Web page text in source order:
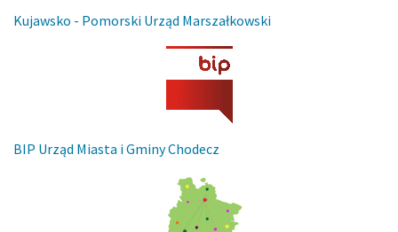
Kujawsko - Pomorski Urząd Marszałkowski
BIP Urząd Miasta i Gminy Chodecz